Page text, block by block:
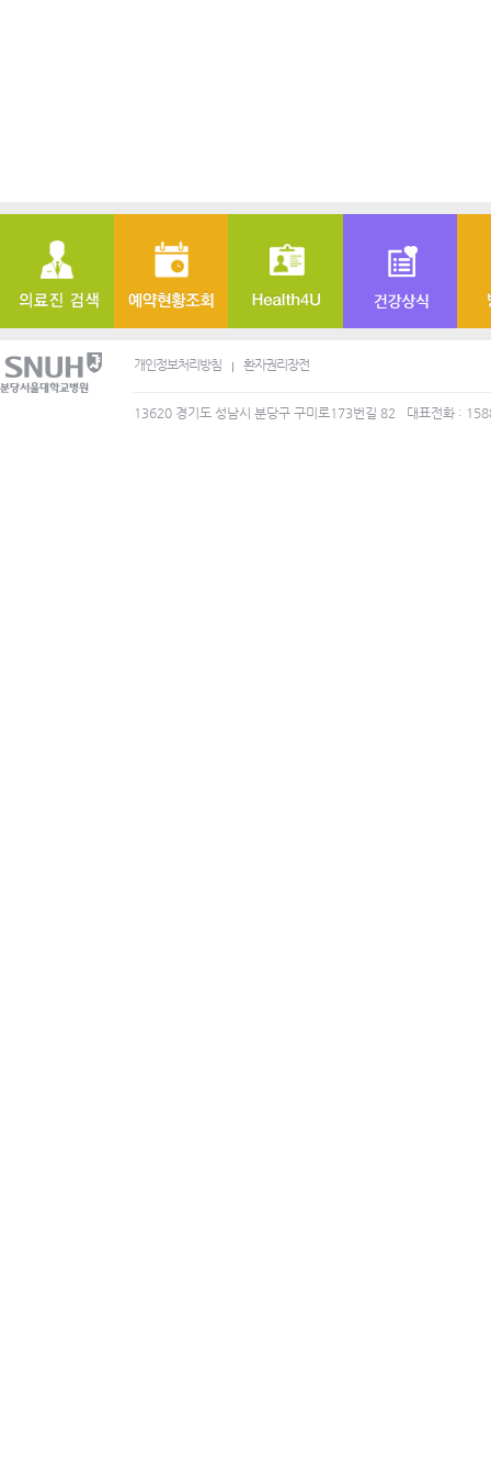
개인정보처리방침 환자권리장전
13620 경기도 성남시 분당구 구미로173번길 82 대표전화 :